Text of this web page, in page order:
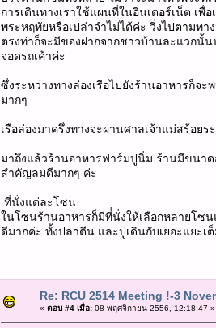
การเดินทางเราใช้แผนที่ในอินเตอร์เน็ต เพื่
พระหฤทัยหรือเปล่าจำไม่ได้ค่ะ วิ่งไปตามท
ตรงท่าก็จะมีของฝากจากชาวบ้านละแวกนั้
จอดรถเค้าค่ะ
ซึ่งระหว่างทางล่องเรือไปยังร้านอาหารก็จ
มากๆ
เรือล่องมาครึ่งทางจะผ่านศาลเจ้าแม่สร้อยร
มาถึงแล้วร้านอาหารฟาร์มปูนิ่ม ร้านมีขนาด
สำคัญลมดีมากๆ ค่ะ
ที่นั่งแต่ละโซน
ในโซนร้านอาหารก็มีที่่นั่งให้เลือกหลายโ
ดีมากค่ะ ทั้งปลาตีน และปูเดินกับเยอะแยะเ
Re: RCU 2514 Meeting !-3
« ตอบ #4 เมื่อ:08 พฤศจิกายน 2556, 12:18:47 »